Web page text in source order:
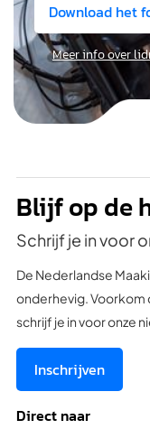
Download het
Meer info over
Blijf op de
Schrijf je in voor
De Nederlandse
onderhevig. Voorkom
schrijf je in voor onze
Inschrijven
Direct naar